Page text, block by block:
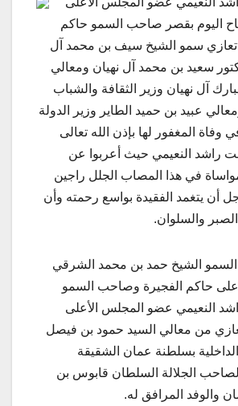
اليوم بقصر صاحب السمو حاكم
تعازي سمو الشيخ سيف بن محمد آل
سعيد بن محمد آل نهيان ومعالي
آل نهيان وزير الثقافة والشباب
عبيد بن حميد الطاير وزير الدولة
وفاة المغفور لها بإذن الله تعالى
راشد النعيمي حيث أعربوا عن
في هذا المصاب الجلل راجين
أن يتغمد الفقيدة بواسع رحمته وأن
الصبر والسلوان.
الشيخ حمد بن محمد الشرقي
حاكم الفجيرة وصاحب السمو
النعيمي عضو المجلس الأعلى
من معالي السيد حمود بن فيصل
بسلطنة عمان الشقيقة
الجلالة السلطان قابوس بن
والوفد المرافق له.